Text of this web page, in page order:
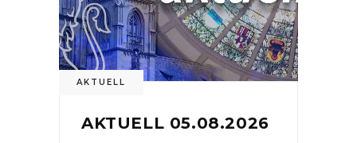
AKTUELL
AKTUELL 05.08.2026